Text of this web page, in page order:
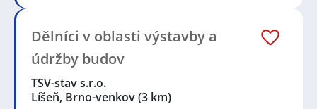
Dělníci v oblasti výstavby a
údržby budov
TSV-stav s.r.o.
Líšeň, Brno-venkov(3 km)